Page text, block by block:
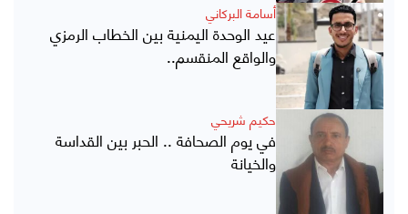
أسامة البركاني
عيد الوحدة اليمنية بين الخطاب الرمزي
والواقع المنقسم..
حكيم شريحي
في يوم الصحافة .. الحبر بين القداسة
والخيانة